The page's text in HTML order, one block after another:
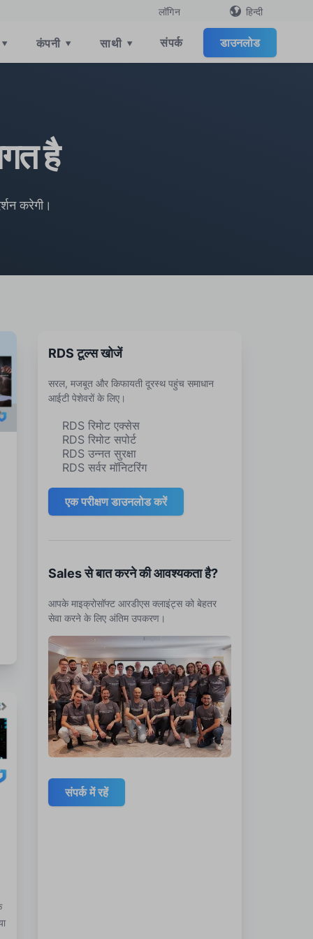
लॉगिन हिन्दी
▾ कंपनी ▾ साथी ▾ संपर्क डाउनलोड
है
करेगी।
RDS टूल्स खोजें
सरल, मजबूत और किफायती दूरस्थ पहुंच समाधान
आईटी पेशेवरों के लिए।
RDS रिमोट एक्सेस
RDS रिमोट सपोर्ट
RDS उन्नत सुरक्षा
RDS सर्वर मॉनिटरिंग
एक परीक्षण डाउनलोड करें
Sales से बात करने की आवश्यकता है?
आपके माइक्रोसॉफ्ट आरडीएस क्लाइंट्स को बेहतर
सेवा करने के लिए अंतिम उपकरण।
संपर्क में रहें